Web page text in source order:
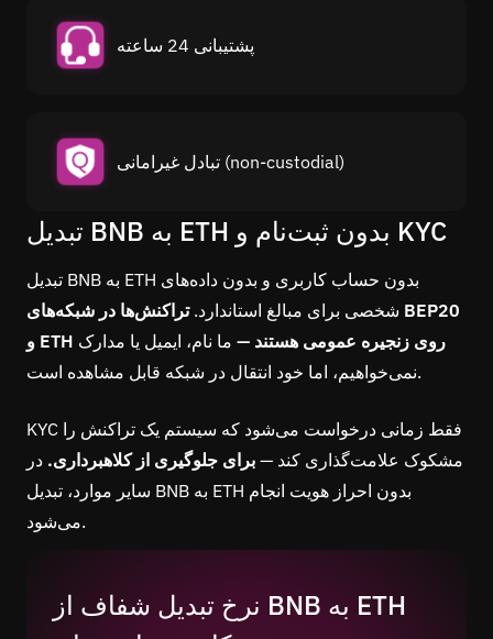
پشتیبانی 24 ساعته
تبادل غیرامانی (non-custodial)
تبدیل BNB به ETH بدون ثبت‌نام و KYC
تبدیل BNB به ETH بدون حساب کاربری و بدون داده‌های
شخصی برای مبالغ استاندارد.تراکنش‌ها در شبکه‌های BEP20
و ETH روی زنجیره عمومی هستند — ما نام، ایمیل یا مدارک
نمی‌خواهیم، اما خود انتقال در شبکه قابل مشاهده است.
KYC فقط زمانی درخواست می‌شود که سیستم یک تراکنش را
مشکوک علامت‌گذاری کند — برای جلوگیری از کلاهبرداری. در
سایر موارد، تبدیل BNB به ETH بدون احراز هویت انجام
می‌شود.
نرخ تبدیل شفاف از BNB به ETH